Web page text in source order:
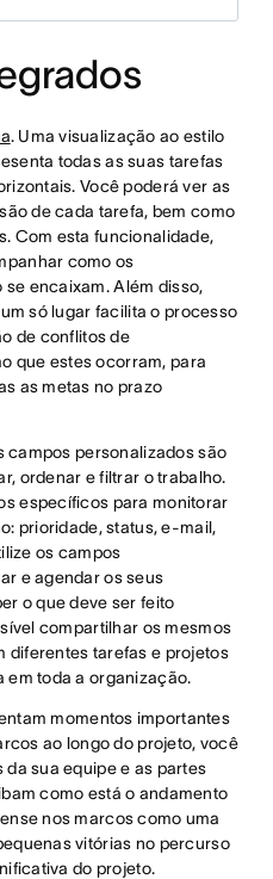
. Uma visualização ao estilo
todas as suas tarefas
Você poderá ver as
de cada tarefa, bem como
Com esta funcionalidade,
como os
encaixam. Além disso,
só lugar facilita o processo
de conflitos de
que estes ocorram, para
as metas no prazo
campos personalizados são
ordenar e filtrar o trabalho.
específicos para monitorar
prioridade, status, e-mail,
os campos
e agendar os seus
o que deve ser feito
compartilhar os mesmos
diferentes tarefas e projetos
em toda a organização.
momentos importantes
ao longo do projeto, você
sua equipe e as partes
como está o andamento
nos marcos como uma
vitórias no percurso
do projeto.